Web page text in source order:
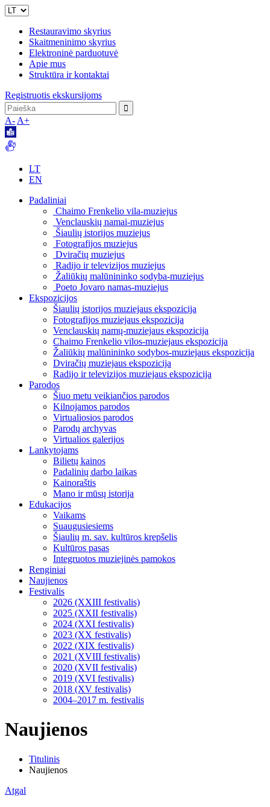
Restauravimo skyrius
Skaitmeninimo skyrius
Elektroninė parduotuvė
Apie mus
Struktūra ir kontaktai
Registruotis ekskursijoms
A- A+
LT
EN
Padaliniai
Chaimo Frenkelio vila-muziejus
Venclauskių namai-muziejus
Šiaulių istorijos muziejus
Fotografijos muziejus
Dviračių muziejus
Radijo ir televizijos muziejus
Žaliūkių malūnininko sodyba-muziejus
Poeto Jovaro namas-muziejus
Ekspozicijos
Šiaulių istorijos muziejaus ekspozicija
Fotografijos muziejaus ekspozicija
Venclauskių namų-muziejaus ekspozicija
Chaimo Frenkelio vilos-muziejaus ekspozicija
Žaliūkių malūnininko sodybos-muziejaus ekspozicija
Dviračių muziejaus ekspozicija
Radijo ir televizijos muziejaus ekspozicija
Parodos
Šiuo metu veikiančios parodos
Kilnojamos parodos
Virtualiosios parodos
Parodų archyvas
Virtualios galerijos
Lankytojams
Bilietų kainos
Padalinių darbo laikas
Kainoraštis
Mano ir mūsų istorija
Edukacijos
Vaikams
Suaugusiesiems
Šiaulių m. sav. kultūros krepšelis
Kultūros pasas
Integruotos muziejinės pamokos
Renginiai
Naujienos
Festivalis
2026 (XXIII festivalis)
2025 (XXII festivalis)
2024 (XXI festivalis)
2023 (XX festivalis)
2022 (XIX festivalis)
2021 (XVIII festivalis)
2020 (XVII festivalis)
2019 (XVI festivalis)
2018 (XV festivalis)
2004–2017 m. festivalis
Naujienos
Titulinis
Naujienos
Atgal